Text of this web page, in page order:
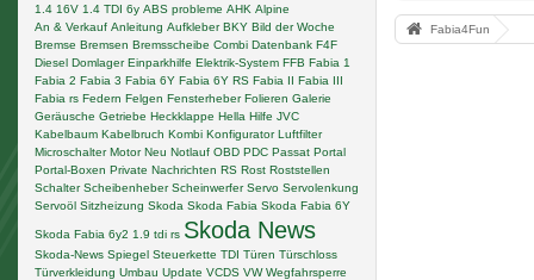
1.4 16V 1.4 TDI 6y ABS probleme AHK Alpine
An & Verkauf Anleitung Aufkleber BKY Bild der Woche
Bremse Bremsen Bremsscheibe Combi Datenbank F4F
Diesel Domlager Einparkhilfe Elektrik-System FFB Fabia 1
Fabia 2 Fabia 3 Fabia 6Y Fabia 6Y RS Fabia II Fabia III
Fabia rs Federn Felgen Fensterheber Folieren Galerie
Geräusche Getriebe Heckklappe Hella Hilfe JVC
Kabelbaum Kabelbruch Kombi Konfigurator Luftfilter
Microschalter Motor Neu Notlauf OBD PDC Passat Portal
Portal-Boxen Private Nachrichten RS Rost Roststellen
Schalter Scheibenheber Scheinwerfer Servo Servolenkung
Servoöl Sitzheizung Skoda Skoda Fabia Skoda Fabia 6Y
Skoda Fabia 6y2 1.9 tdi rs Skoda News
Skoda-News Spiegel Steuerkette TDI Türen Türschloss
Türverkleidung Umbau Update VCDS VW Wegfahrsperre
Fabia4Fun